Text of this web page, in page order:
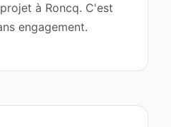
à Roncq. C'est
engagement.